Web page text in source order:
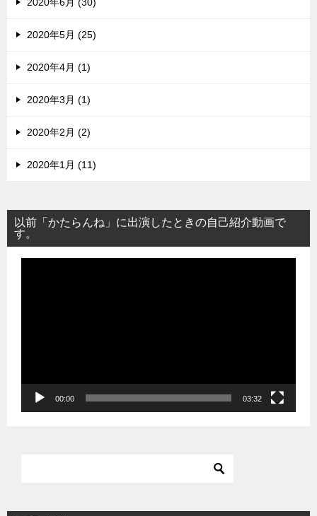
2020年5月 (25)
2020年4月 (1)
2020年3月 (1)
2020年2月 (2)
2020年1月 (11)
以前「かたらんね」に出演したときの自己紹介動画で
す。
00:00 03:32